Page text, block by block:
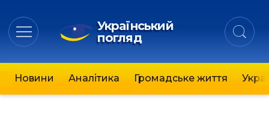
Український
погляд
Новини Аналітика Громадське життя